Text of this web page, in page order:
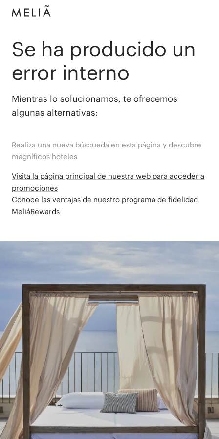
Se ha producido un
error interno
Mientras lo solucionamos, te ofrecemos
algunas alternativas:
Realiza una nueva búsqueda en esta página y descubre
magníficos hoteles
Visita la página principal de nuestra web para acceder a
promociones
Conoce las ventajas de nuestro programa de fidelidad
MeliáRewards